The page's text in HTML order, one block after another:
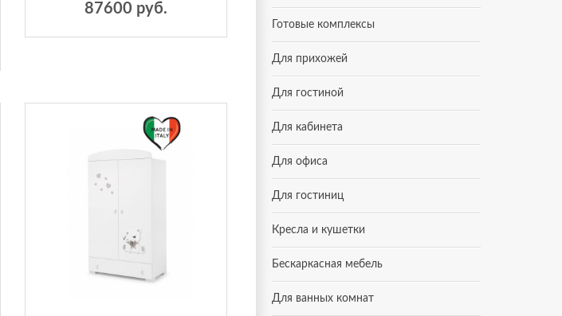
87600 руб.
Готовые комплексы
Для прихожей
Для гостиной
Для кабинета
Для офиса
Для гостиниц
Кресла и кушетки
Бескаркасная мебель
Для ванных комнат